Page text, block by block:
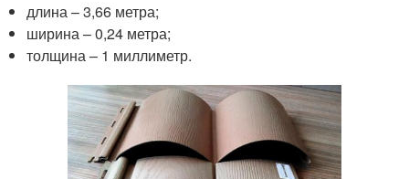
длина – 3,66 метра;
ширина – 0,24 метра;
толщина – 1 миллиметр.